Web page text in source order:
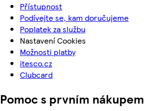
Přístupnost
Podívejte se, kam doručujeme
Poplatek za službu
Nastavení Cookies
Možnosti platby
itesco.cz
Clubcard
Pomoc s prvním nákupem